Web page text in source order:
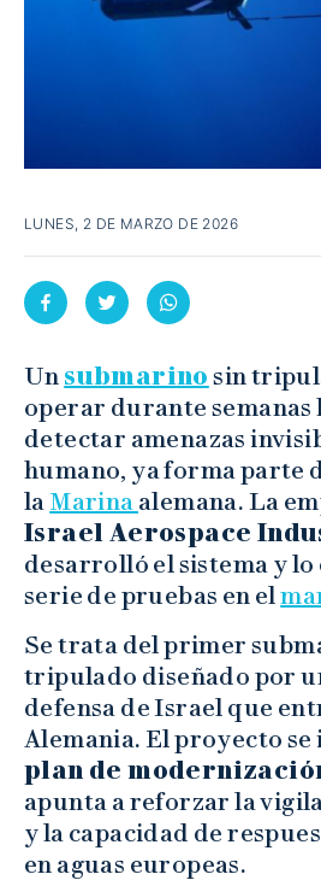
LUNES, 2 DE MARZO DE 2026
Un submarino sin
operar durante semanas
detectar amenazas
humano, ya forma parte
la Marina alemana. La
Israel Aerospace
desarrolló el sistema y
serie de pruebas en el
Se trata del primer
tripulado diseñado por
defensa de Israel que
Alemania. El proyecto
plan de
apunta a reforzar la
y la capacidad de
en aguas europeas.